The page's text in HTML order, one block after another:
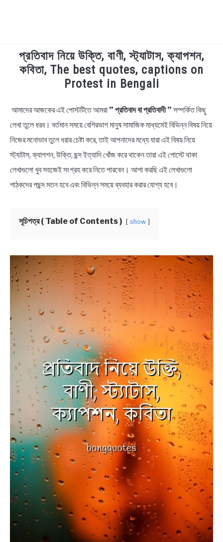
TECHNOLOGY
HEALTH & LIFESTYLE
BIOGRAPHY
EDUCATIONAL
BENGALI WISHES
NEWS
BENGALI LYRICS
BENGALI NAMES
BENGALI STORIES
প্রতিবাদ নিয়ে উক্তি, বাণী, স্ট্যাটাস, ক্যাপশন,
কবিতা, The best quotes, captions on
Protest in Bengali
in
Bengali
Quotes
Status
আমাদের আজকের এই পোস্টটিতে আমরা ” প্রতিবাদ বা প্রতিবাদী ” সম্পর্কিত কিছু
লেখা তুলে ধরব। বর্তমান সময়ে বেশিরভাগ মানুষ সামাজিক মাধ্যমেই বিভিন্ন বিষয় নিয়ে
নিজের মনোভাব তুলে ধরার চেষ্টা করে, তাই আপনাদের মধ্যে যারা এই বিষয় নিয়ে
স্ট্যাটাস, ক্যাপশন, উক্তি, ছন্দ ইত্যাদি খোঁজ করে থাকেন তারা এই পোস্টে থাকা
লেখাগুলো খুব সহজেই সংগ্রহ করে নিতে পারবেন। আশা করছি এই লেখাগুলো
পাঠকদের পছন্দ মতন হবে এবং বিভিন্ন সময়ে ব্যবহার করার যোগ্য হবে।
সূচিপত্র ( Table of Contents ) show